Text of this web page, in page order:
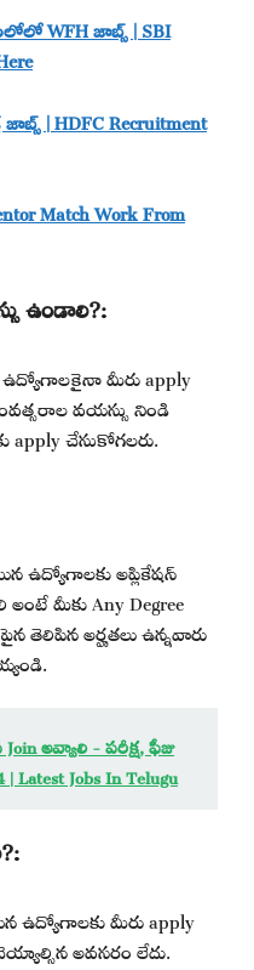
WFH జాబ్స్ | SBI
| HDFC Recruitment
Match Work From
ఉండాలి?:
ఉద్యోగాలకైనా మీరు apply
వయస్సు నిండి
చేసుకోగలరు.
ఉద్యోగాలకు అప్లికేషన్
మీకు Any Degree
తెలిపిన అర్హతలు ఉన్నవారు
అవ్వాలి - పరీక్ష, ఫీజు
Latest Jobs In Telugu
ఉద్యోగాలకు మీరు apply
అవసరం లేదు.